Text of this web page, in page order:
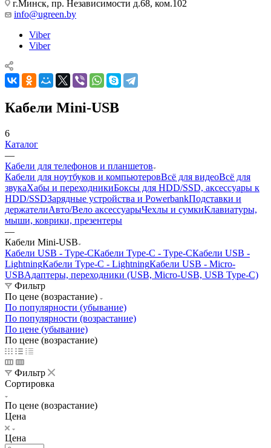
г.Минск, пр. Независимости д.68, ком.102
info@ugreen.by
Viber
Viber
Кабели Mini-USB
6
Каталог
—
Кабели для телефонов и планшетов
Кабели для ноутбуков и компьютеровВсё для видеоВсё для
звукаХабы и переходникиБоксы для HDD/SSD, аксессуары к
HDD/SSDЗарядные устройства и PowerbankПодставки и
держателиАвто/Вело аксессуарыЧехлы и сумкиКлавиатуры,
мыши, коврики, презентеры
—
Кабели Mini-USB
Кабели USB - Type-CКабели Type-C - Type-CКабели USB -
LightningКабели Type-C - LightningКабели USB - Micro-
USBАдаптеры, переходники (USB, Micro-USB, USB Type-C)
Фильтр
По цене (возрастание)
По популярности (убывание)
По популярности (возрастание)
По цене (убывание)
По цене (возрастание)
Фильтр
Сортировка
По цене (возрастание)
Цена
Цена